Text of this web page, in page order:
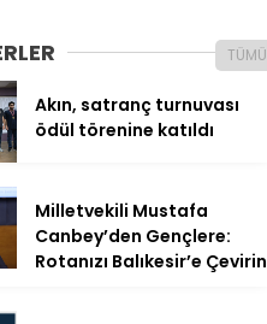
TÜMÜ
Akın, satranç turnuvası
ödül törenine katıldı
Milletvekili Mustafa
Canbey’den Gençlere:
Rotanızı Balıkesir’e Çevirin